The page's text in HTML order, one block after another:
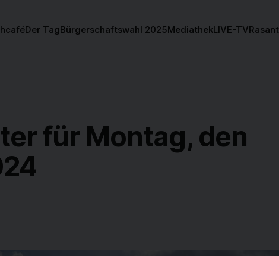
Der TagBürgerschaftswahl 2025MediathekLIVE-TVRasant
für Montag, den